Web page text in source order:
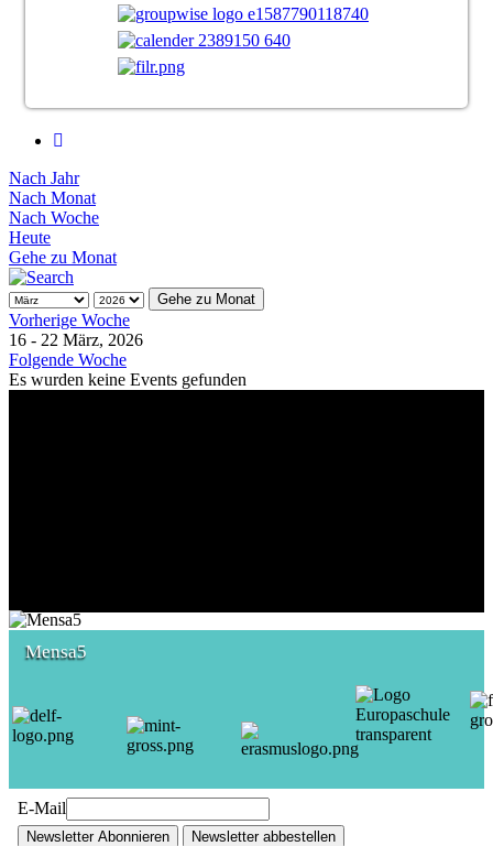
Nach Jahr
Nach Monat
Nach Woche
Heute
Gehe zu Monat
Gehe zu Monat
Vorherige Woche
16 - 22 März, 2026
Folgende Woche
Es wurden keine Events gefunden
Mensa5
E-Mail
Newsletter Abonnieren Newsletter abbestellen